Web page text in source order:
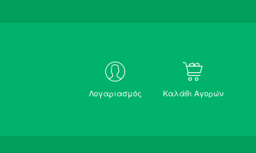
Λογαριασμός Καλάθι Αγορών